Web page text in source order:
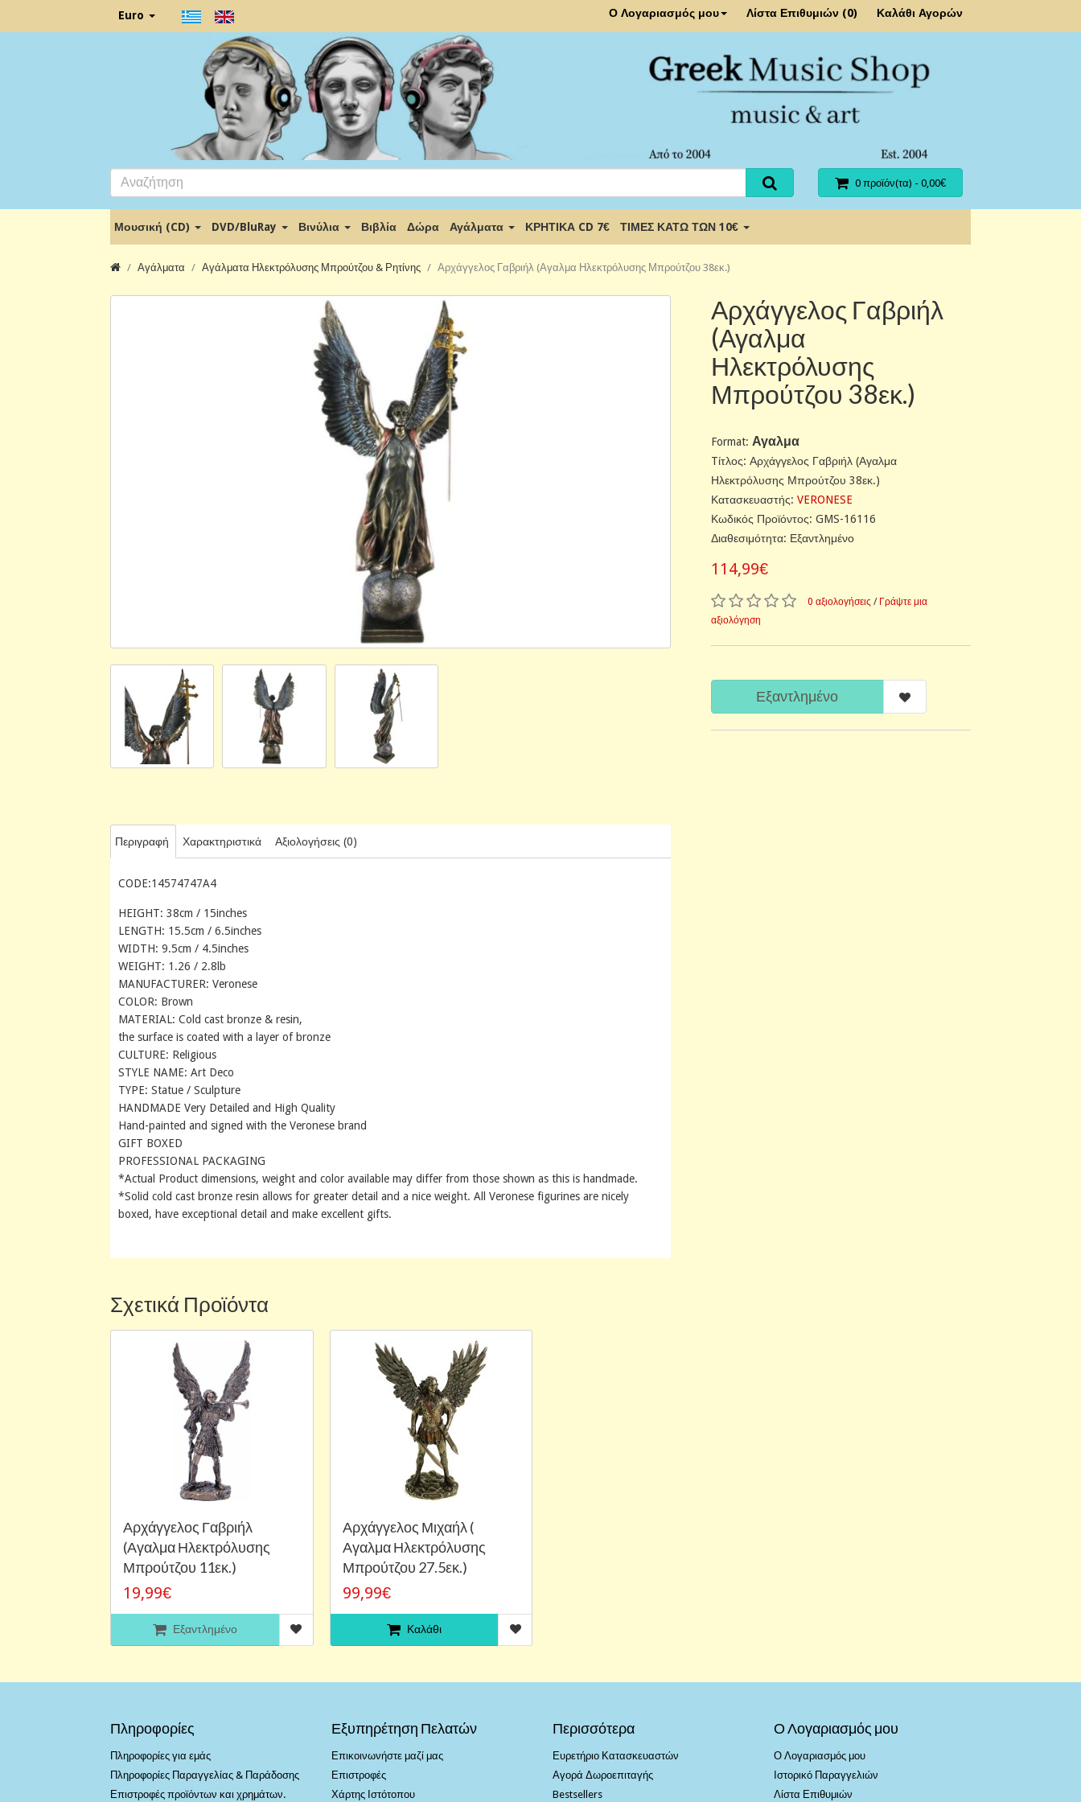
Euro Ο Λογαριασμός μου Λίστα Επιθυμιών (0) Καλάθι Αγορών
0 προϊόν(τα) - 0,00€
Μουσική (CD) DVD/BluRay Βινύλια Βιβλία Δώρα Αγάλματα ΚΡΗΤΙΚΑ CD 7€ ΤΙΜΕΣ ΚΑΤΩ ΤΩΝ 10€
Αγάλματα Αγάλματα Ηλεκτρόλυσης Μπρούτζου & Ρητίνης Αρχάγγελος Γαβριήλ (Αγαλμα Ηλεκτρόλυσης Μπρούτζου 38εκ.)
Περιγραφή Χαρακτηριστικά Αξιολογήσεις (0)
CODE:14574747A4
HEIGHT: 38cm / 15inches
LENGTH: 15.5cm / 6.5inches
WIDTH: 9.5cm / 4.5inches
WEIGHT: 1.26 / 2.8lb
MANUFACTURER: Veronese
COLOR: Brown
MATERIAL: Cold cast bronze & resin,
the surface is coated with a layer of bronze
CULTURE: Religious
STYLE NAME: Art Deco
TYPE: Statue / Sculpture
HANDMADE Very Detailed and High Quality
Hand-painted and signed with the Veronese brand
GIFT BOXED
PROFESSIONAL PACKAGING
*Actual Product dimensions, weight and color available may differ from those shown as this is handmade.
*Solid cold cast bronze resin allows for greater detail and a nice weight. All Veronese figurines are nicely
boxed, have exceptional detail and make excellent gifts.
Αρχάγγελος Γαβριήλ
(Αγαλμα
Ηλεκτρόλυσης
Μπρούτζου 38εκ.)
Format: Αγαλμα
Tίτλος: Αρχάγγελος Γαβριήλ (Αγαλμα
Ηλεκτρόλυσης Μπρούτζου 38εκ.)
Κατασκευαστής: VERONESE
Κωδικός Προϊόντος: GMS-16116
Διαθεσιμότητα: Εξαντλημένο
114,99€
0 αξιολογήσεις / Γράψτε μια
αξιολόγηση
Εξαντλημένο
Σχετικά Προϊόντα
Αρχάγγελος Γαβριήλ
(Αγαλμα Ηλεκτρόλυσης
Μπρούτζου 11εκ.)
19,99€
Εξαντλημένο
Αρχάγγελος Μιχαήλ (
Αγαλμα Ηλεκτρόλυσης
Μπρούτζου 27.5εκ.)
99,99€
Καλάθι
Πληροφορίες
Πληροφορίες για εμάς
Πληροφορίες Παραγγελίας & Παράδοσης
Επιστροφές προϊόντων και χρημάτων.
Εξυπηρέτηση Πελατών
Επικοινωνήστε μαζί μας
Επιστροφές
Χάρτης Ιστότοπου
Περισσότερα
Ευρετήριο Κατασκευαστών
Αγορά Δωροεπιταγής
Bestsellers
Ο Λογαριασμός μου
Ο Λογαριασμός μου
Ιστορικό Παραγγελιών
Λίστα Επιθυμιών